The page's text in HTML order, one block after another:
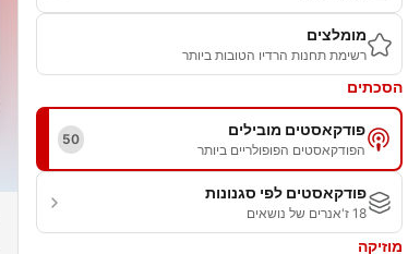
מומלצים
רשימת תחנות הרדיו הטובות ביותר
הסכתים
פודקאסטים מובילים
הפודקאסטים הפופולריים ביותר
50
פודקאסטים לפי סגנונות
18 ז'אנרים של נושאים
מוזיקה